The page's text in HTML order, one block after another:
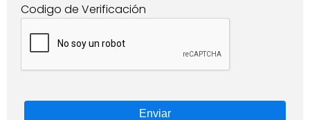
Codigo de Verificación
Enviar